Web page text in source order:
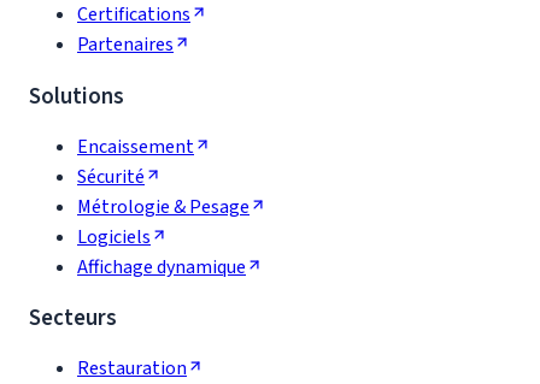
Certifications
Partenaires
Solutions
Encaissement
Sécurité
Métrologie & Pesage
Logiciels
Affichage dynamique
Secteurs
Restauration